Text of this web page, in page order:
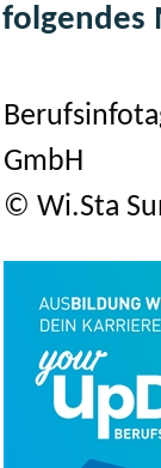
folgendes
GmbH
© Wi.Sta